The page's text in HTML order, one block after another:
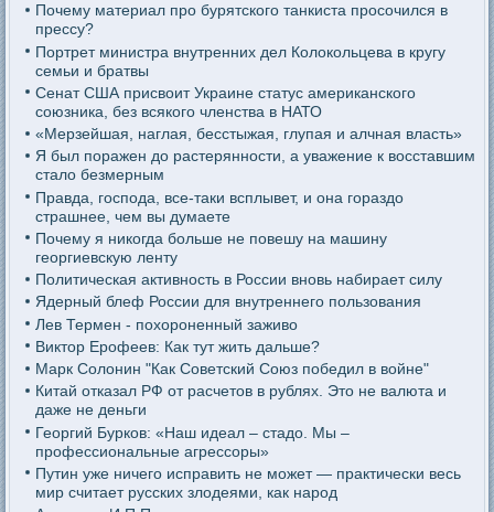
Почему материал про бурятского танкиста просочился в
прессу?
Портрет министра внутренних дел Колокольцева в кругу
семьи и братвы
Сенат США присвоит Украине статус американского
союзника, без всякого членства в НАТО
«Мерзейшая, наглая, бесстыжая, глупая и алчная власть»
Я был поражен до растерянности, а уважение к восставшим
стало безмерным
Правда, господа, все-таки всплывет, и она гораздо
страшнее, чем вы думаете
Почему я никогда больше не повешу на машину
георгиевскую ленту
Политическая активность в России вновь набирает силу
Ядерный блеф России для внутреннего пользования
Лев Термен - похороненный заживо
Виктор Ерофеев: Как тут жить дальше?
Марк Солонин "Как Советский Союз победил в войне"
Китай отказал РФ от расчетов в рублях. Это не валюта и
даже не деньги
Георгий Бурков: «Наш идеал – стадо. Мы –
профессиональные агрессоры»
Путин уже ничего исправить не может — практически весь
мир считает русских злодеями, как народ